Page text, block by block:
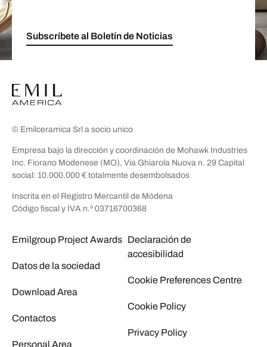
Subscríbete al Boletín de Noticias
© Emilceramica Srl a socio unico
Empresa bajo la dirección y coordinación de Mohawk Industries
Inc. Fiorano Modenese (MO), Via Ghiarola Nuova n. 29 Capital
social: 10.000.000 € totalmente desembolsados
Inscrita en el Registro Mercantil de Módena
Código fiscal y IVA n.º 03716700368
Emilgroup Project Awards
Datos de la sociedad
Download Area
Contactos
Personal Area
Declaración de
accesibilidad
Cookie Preferences Centre
Cookie Policy
Privacy Policy